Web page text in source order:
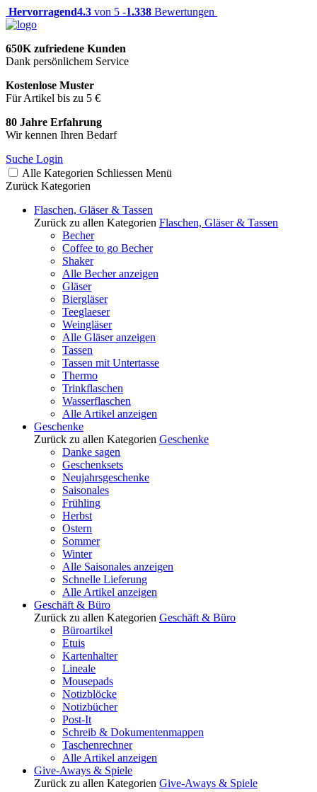
Hervorragend4.3 von 5 -1.338 Bewertungen
650K zufriedene Kunden
Dank persönlichem Service
Kostenlose Muster
Für Artikel bis zu 5 €
80 Jahre Erfahrung
Wir kennen Ihren Bedarf
Suche Login
Alle Kategorien Schliessen Menü
Zurück Kategorien
Flaschen, Gläser & Tassen
Zurück zu allen Kategorien Flaschen, Gläser & Tassen
Becher
Coffee to go Becher
Shaker
Alle Becher anzeigen
Gläser
Biergläser
Teeglaeser
Weingläser
Alle Gläser anzeigen
Tassen
Tassen mit Untertasse
Thermo
Trinkflaschen
Wasserflaschen
Alle Artikel anzeigen
Geschenke
Zurück zu allen Kategorien Geschenke
Danke sagen
Geschenksets
Neujahrsgeschenke
Saisonales
Frühling
Herbst
Ostern
Sommer
Winter
Alle Saisonales anzeigen
Schnelle Lieferung
Alle Artikel anzeigen
Geschäft & Büro
Zurück zu allen Kategorien Geschäft & Büro
Büroartikel
Etuis
Kartenhalter
Lineale
Mousepads
Notizblöcke
Notizbücher
Post-It
Schreib & Dokumentenmappen
Taschenrechner
Alle Artikel anzeigen
Give-Aways & Spiele
Zurück zu allen Kategorien Give-Aways & Spiele